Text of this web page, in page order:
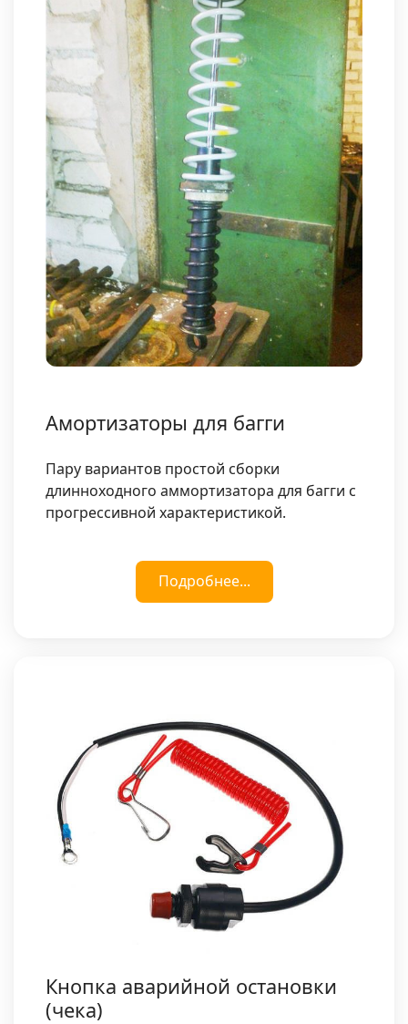
Амортизаторы для багги
Пару вариантов простой сборки
длинноходного аммортизатора для багги с
прогрессивной характеристикой.
Подробнее...
Кнопка аварийной остановки
(чека)